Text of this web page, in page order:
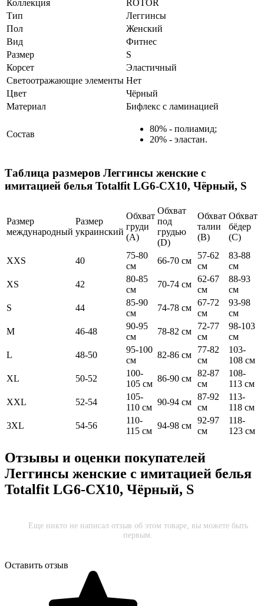
Коллекция
ROTOR
Тип
Леггинсы
Пол
Женский
Вид
Фитнес
Размер
S
Корсет
Эластичный
Светоотражающие элементы Нет
Цвет
Чёрный
Материал
Бифлекс с ламинацией
Состав
80% - полиамид;
20% - эластан.
Таблица размеров Леггинсы женские с
имитацией белья Totalfit LG6-CX10, Чёрный, S
Размер
международный
Размер
украинский
Обхват
груди
(А)
Обхват
под
грудью
(D)
Обхват
талии
(В)
Обхват
бёдер
(С)
XXS 40
75-80
см
66-70 см
57-62
см
83-88
см
XS
42
80-85
см
70-74 см
62-67
см
88-93
см
S
44
85-90
см
74-78 см
67-72
см
93-98
см
M
46-48
90-95
см
78-82 см
72-77
см
98-103
см
L
48-50
95-100
см
82-86 см
77-82
см
103-
108 см
XL
50-52
100-
105 см
86-90 см
82-87
см
108-
113 см
XXL
52-54
105-
110 см
90-94 см
87-92
см
113-
118 см
3XL
54-56
110-
115 см
94-98 см
92-97
см
118-
123 см
Отзывы и оценки покупателей
Леггинсы женские с имитацией белья
Totalfit LG6-CX10, Чёрный, S
Еще никто не написал отзыв об этом товаре, вы можете быть
первым.
Оставить отзыв